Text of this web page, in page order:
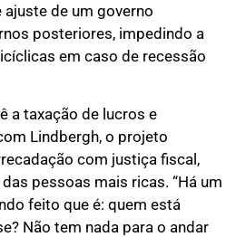
de um governo
posteriores, impedindo a
em caso de recessão
a taxação de lucros e
Lindbergh, o projeto
com justiça fiscal,
pessoas mais ricas. “Há um
feito que é: quem está
Não tem nada para o andar